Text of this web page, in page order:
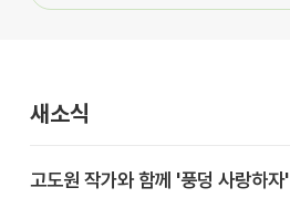
새소식
고도원 작가와 함께 '풍덩 사랑하자'